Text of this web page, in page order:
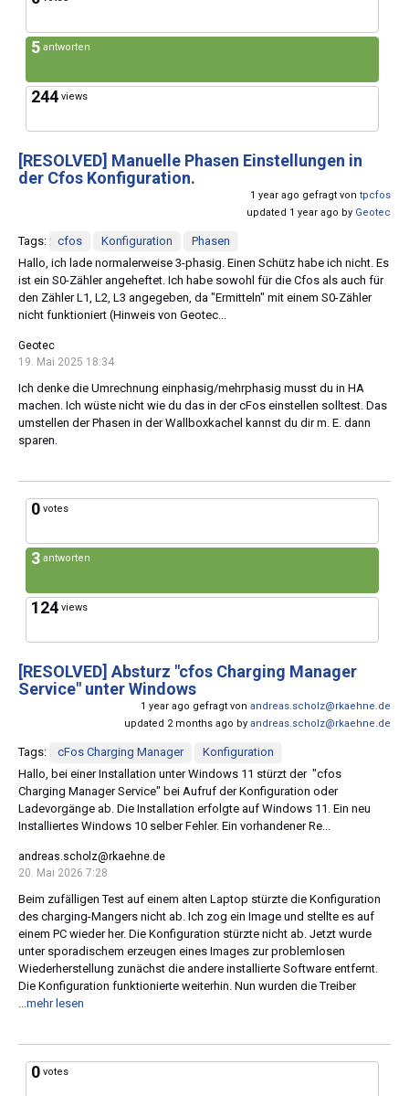
5 antworten
244 views
[RESOLVED] Manuelle Phasen Einstellungen in
der Cfos Konfiguration.
1 year ago gefragt von tpcfos
updated 1 year ago by Geotec
Tags: cfos Konfiguration
Phasen
Hallo, ich lade normalerweise 3-phasig. Einen Schütz habe ich nicht. Es
ist ein S0-Zähler angeheftet. Ich habe sowohl für die Cfos als auch für
den Zähler L1, L2, L3 angegeben, da "Ermitteln" mit einem S0-Zähler
nicht funktioniert (Hinweis von Geotec...
Geotec
19. Mai 2025 18:34
Ich denke die Umrechnung einphasig/mehrphasig musst du in HA
machen. Ich wüste nicht wie du das in der cFos einstellen solltest. Das
umstellen der Phasen in der Wallboxkachel kannst du dir m. E. dann
sparen.
0 votes
3 antworten
124 views
[RESOLVED] Absturz "cfos Charging Manager
Service" unter Windows
1 year ago gefragt von andreas.scholz@rkaehne.de
updated 2 months ago by andreas.scholz@rkaehne.de
Tags: cFos Charging Manager
Konfiguration
Hallo, bei einer Installation unter Windows 11 stürzt der "cfos
Charging Manager Service" bei Aufruf der Konfiguration oder
Ladevorgänge ab. Die Installation erfolgte auf Windows 11. Ein neu
Installiertes Windows 10 selber Fehler. Ein vorhandener Re...
andreas.scholz@rkaehne.de
20. Mai 2026 7:28
Beim zufälligen Test auf einem alten Laptop stürzte die Konfiguration
des charging-Mangers nicht ab. Ich zog ein Image und stellte es auf
einem PC wieder her. Die Konfiguration stürzte nicht ab. Jetzt wurde
unter sporadischem erzeugen eines Images zur problemlosen
Wiederherstellung zunächst die andere installierte Software entfernt.
Die Konfiguration funktionierte weiterhin. Nun wurden die Treiber
...mehr lesen
0 votes